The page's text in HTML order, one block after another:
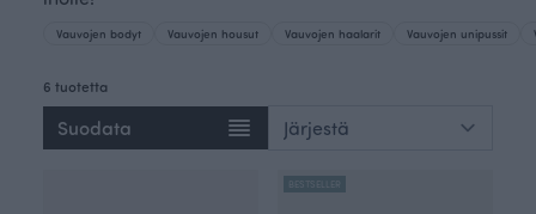
Vauvojen bodyt Vauvojen housut Vauvojen haalarit Vauvojen unipussit
6 tuotetta
Suodata
BESTSELLER